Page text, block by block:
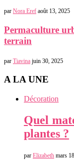
par Nora Eref août 13, 2025
Permaculture
terrain
par Tiavina juin 30, 2025
A LA UNE
Décoration
Quel
plantes ?
par Elizabeth mars